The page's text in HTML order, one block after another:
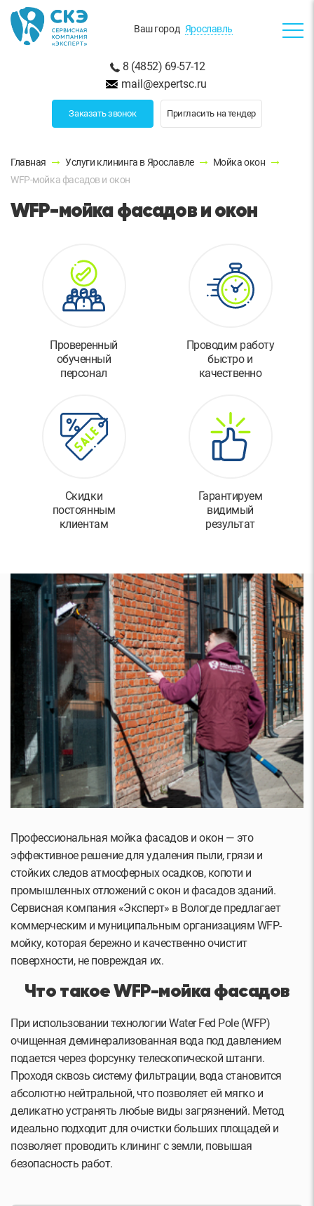
Ваш город Ярославль
8 (4852) 69-57-12
mail@expertsc.ru
Заказать звонок Пригласить на тендер
Главная Услуги клининга в Ярославле
Мойка окон
WFP-мойка фасадов и окон
WFP-мойка фасадов и окон
Проверенный
обученный
персонал
Проводим работу
быстро и
качественно
Скидки
постоянным
клиентам
Гарантируем
видимый
результат
Профессиональная мойка фасадов и окон — это
эффективное решение для удаления пыли, грязи и
стойких следов атмосферных осадков, копоти и
промышленных отложений с окон и фасадов зданий.
Сервисная компания «Эксперт» в Вологде предлагает
коммерческим и муниципальным организациям WFP-
мойку, которая бережно и качественно очистит
поверхности, не повреждая их.
Что такое WFP-мойка фасадов
При использовании технологии Water Fed Pole (WFP)
очищенная деминерализованная вода под давлением
подается через форсунку телескопической штанги.
Проходя сквозь систему фильтрации, вода становится
абсолютно нейтральной, что позволяет ей мягко и
деликатно устранять любые виды загрязнений. Метод
идеально подходит для очистки больших площадей и
позволяет проводить клининг с земли, повышая
безопасность работ.